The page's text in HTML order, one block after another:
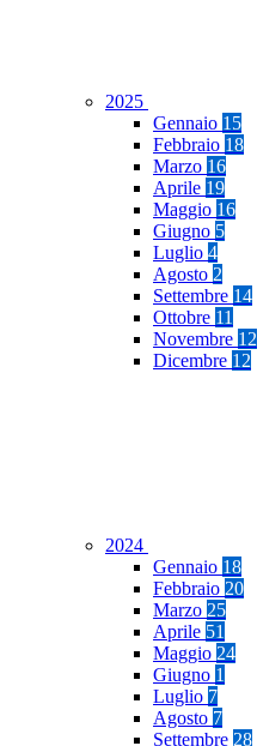
2025
Gennaio 15
Febbraio 18
Marzo 16
Aprile 19
Maggio 16
Giugno 5
Luglio 4
Agosto 2
Settembre 14
Ottobre 11
Novembre 12
Dicembre 12
2024
Gennaio 18
Febbraio 20
Marzo 25
Aprile 51
Maggio 24
Giugno 1
Luglio 7
Agosto 7
Settembre 28